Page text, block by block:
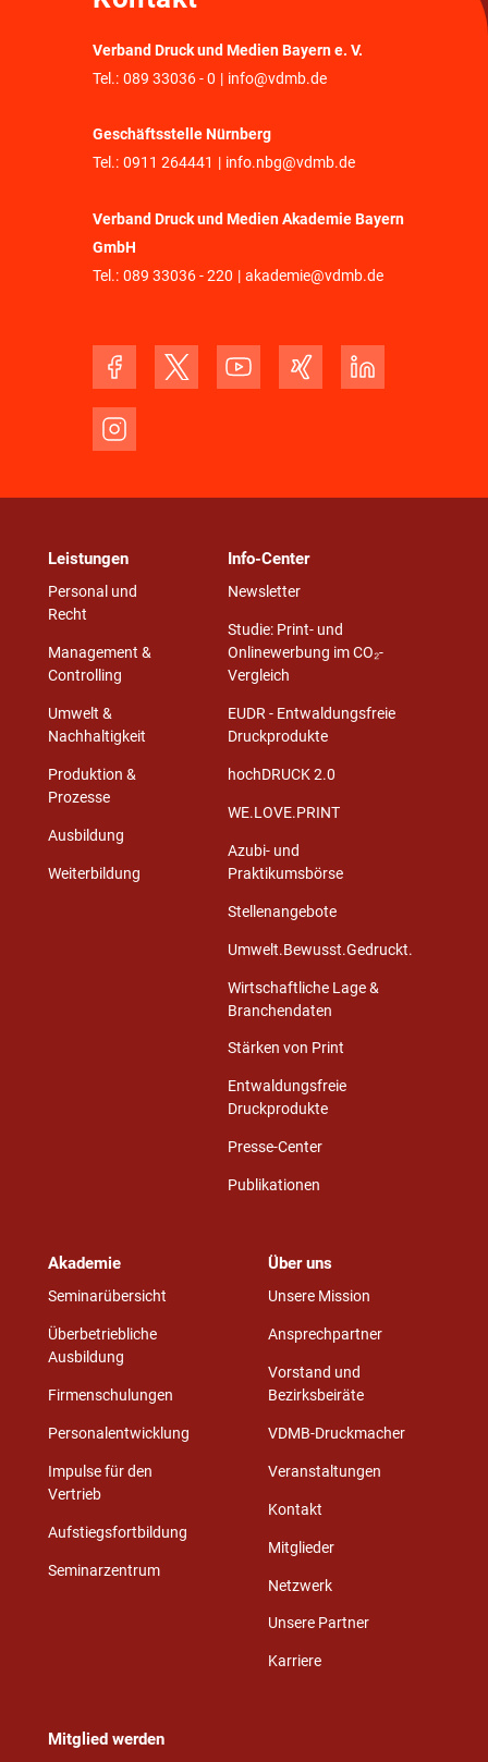
Verband Druck und Medien Bayern e. V.
Tel.: 089 33036 - 0 | info@vdmb.de
Geschäftsstelle Nürnberg
Tel.: 0911 264441 | info.nbg@vdmb.de
Verband Druck und Medien Akademie Bayern
GmbH
Tel.: 089 33036 - 220 | akademie@vdmb.de
Leistungen
Personal und
Recht
Management &
Controlling
Umwelt &
Nachhaltigkeit
Produktion &
Prozesse
Ausbildung
Weiterbildung
Info-Center
Newsletter
Studie: Print- und
Onlinewerbung im CO₂-
Vergleich
EUDR - Entwaldungsfreie
Druckprodukte
hochDRUCK 2.0
WE.LOVE.PRINT
Azubi- und
Praktikumsbörse
Stellenangebote
Umwelt.Bewusst.Gedruckt.
Wirtschaftliche Lage &
Branchendaten
Stärken von Print
Entwaldungsfreie
Druckprodukte
Presse-Center
Publikationen
Akademie
Seminarübersicht
Überbetriebliche
Ausbildung
Firmenschulungen
Personalentwicklung
Impulse für den
Vertrieb
Aufstiegsfortbildung
Seminarzentrum
Über uns
Unsere Mission
Ansprechpartner
Vorstand und
Bezirksbeiräte
VDMB-Druckmacher
Veranstaltungen
Kontakt
Mitglieder
Netzwerk
Unsere Partner
Karriere
Mitglied werden